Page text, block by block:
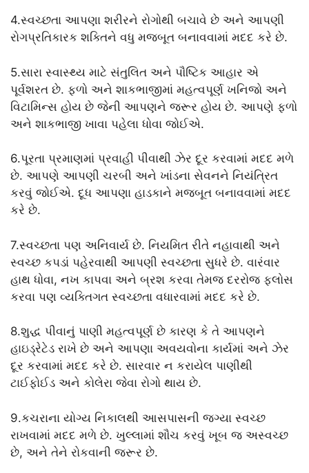
4.સ્વચ્છતા આપણા શરીરને રોગોથી બચાવે છે અને આપણી
રોગપ્રતિકારક શક્તિને વધુ મજબૂત બનાવવામાં મદદ કરે છે.
5.સારા સ્વાસ્થ્ય માટે સંતુલિત અને પૌષ્ટિક આહાર એ
પૂર્વશરત છે. ફળો અને શાકભાજીમાં મહત્વપૂર્ણ ખનિજો અને
વિટામિન્સ હોય છે જેની આપણને જરૂર હોય છે. આપણે ફળો
અને શાકભાજી ખાવા પહેલા ધોવા જોઈએ.
6.પૂરતા પ્રમાણમાં પ્રવાહી પીવાથી ઝેર દૂર કરવામાં મદદ મળે
છે. આપણે આપણી ચરબી અને ખાંડના સેવનને નિયંત્રિત
કરવું જોઈએ. દૂધ આપણા હાડકાને મજબૂત બનાવવામાં મદદ
કરે છે.
7.સ્વચ્છતા પણ અનિવાર્ય છે. નિયમિત રીતે નહાવાથી અને
સ્વચ્છ કપડાં પહેરવાથી આપણી સ્વચ્છતા સુધરે છે. વારંવાર
હાથ ધોવા, નખ કાપવા અને બ્રશ કરવા તેમજ દરરોજ ફ્લોસ
કરવા પણ વ્યક્તિગત સ્વચ્છતા વધારવામાં મદદ કરે છે.
8.શુદ્ધ પીવાનું પાણી મહત્વપૂર્ણ છે કારણ કે તે આપણને
હાઇડ્રેટેડ રાખે છે અને આપણા અવયવોના કાર્યમાં અને ઝેર
દૂર કરવામાં મદદ કરે છે. સારવાર ન કરાયેલ પાણીથી
ટાઈફોઈડ અને કોલેરા જેવા રોગો થાય છે.
9.કચરાના યોગ્ય નિકાલથી આસપાસની જગ્યા સ્વચ્છ
રાખવામાં મદદ મળે છે. ખુલ્લામાં શૌચ કરવું ખૂબ જ અસ્વચ્છ
છે, અને તેને રોકવાની જરૂર છે.